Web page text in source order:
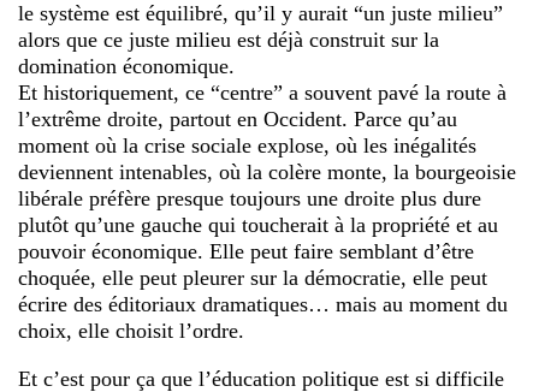
le système est équilibré, qu’il y aurait “un juste milieu”
alors que ce juste milieu est déjà construit sur la
domination économique.
Et historiquement, ce “centre” a souvent pavé la route à
l’extrême droite, partout en Occident. Parce qu’au
moment où la crise sociale explose, où les inégalités
deviennent intenables, où la colère monte, la bourgeoisie
libérale préfère presque toujours une droite plus dure
plutôt qu’une gauche qui toucherait à la propriété et au
pouvoir économique. Elle peut faire semblant d’être
choquée, elle peut pleurer sur la démocratie, elle peut
écrire des éditoriaux dramatiques… mais au moment du
choix, elle choisit l’ordre.
Et c’est pour ça que l’éducation politique est si difficile